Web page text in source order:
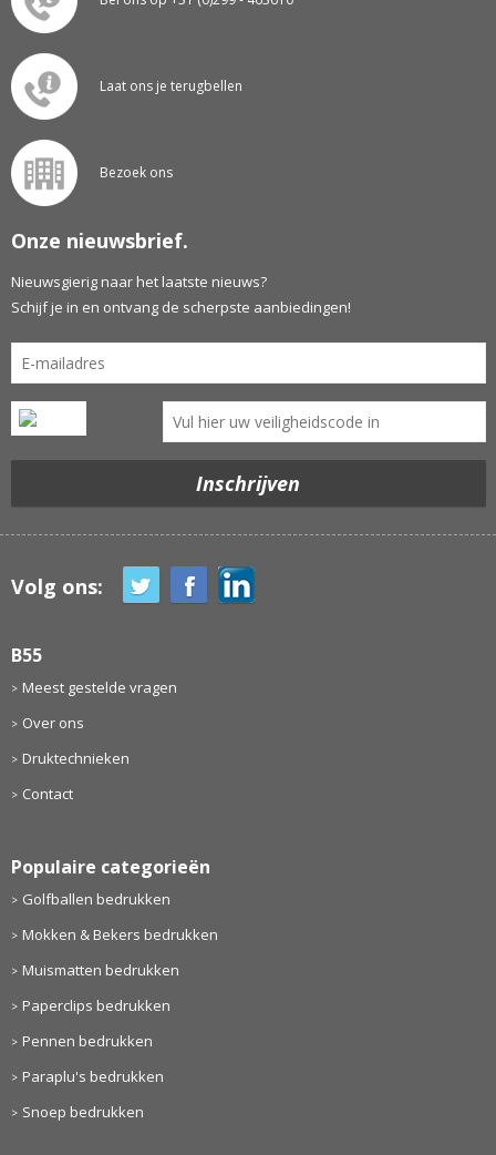
Laat ons je terugbellen
Bezoek ons
Onze nieuwsbrief.
Nieuwsgierig naar het laatste nieuws?
Schijf je in en ontvang de scherpste aanbiedingen!
Volg ons:
B55
Meest gestelde vragen
Over ons
Druktechnieken
Contact
Populaire categorieën
Golfballen bedrukken
Mokken & Bekers bedrukken
Muismatten bedrukken
Paperclips bedrukken
Pennen bedrukken
Paraplu's bedrukken
Snoep bedrukken